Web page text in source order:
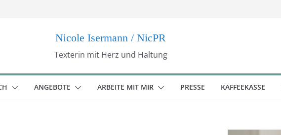
Nicole Isermann / NicPR
Texterin mit Herz und Haltung
ANGEBOTE ARBEITE MIT MIR PRESSE KAFFEEKASSE